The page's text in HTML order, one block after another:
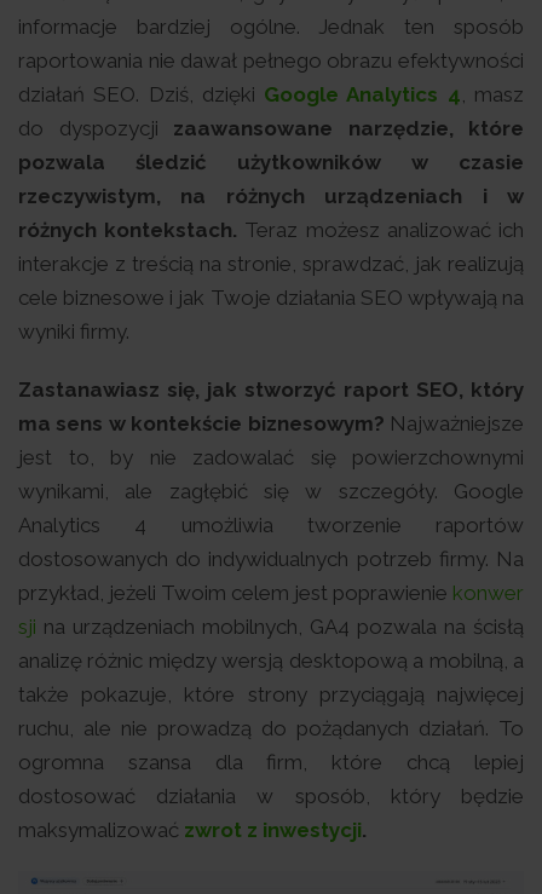
informacje bardziej ogólne. Jednak ten sposób
raportowania nie dawał pełnego obrazu efektywności
działań SEO. Dziś, dzięki Google Analytics 4 , masz
do dyspozycji zaawansowane narzędzie, które
pozwala śledzić użytkowników w czasie
rzeczywistym, na różnych urządzeniach i w
różnych kontekstach. Teraz możesz analizować ich
interakcje z treścią na stronie, sprawdzać, jak realizują
cele biznesowe i jak Twoje działania SEO wpływają na
wyniki firmy.
Zastanawiasz się, jak stworzyć raport SEO, który
ma sens w kontekście biznesowym? Najważniejsze
jest to, by nie zadowalać się powierzchownymi
wynikami, ale zagłębić się w szczegóły. Google
Analytics 4 umożliwia tworzenie raportów
dostosowanych do indywidualnych potrzeb firmy. Na
przykład, jeżeli Twoim celem jest poprawienie konwer
sji na urządzeniach mobilnych, GA4 pozwala na ścisłą
analizę różnic między wersją desktopową a mobilną, a
także pokazuje, które strony przyciągają najwięcej
ruchu, ale nie prowadzą do pożądanych działań. To
ogromna szansa dla firm, które chcą lepiej
dostosować działania w sposób, który będzie
maksymalizować zwrot z inwestycji.